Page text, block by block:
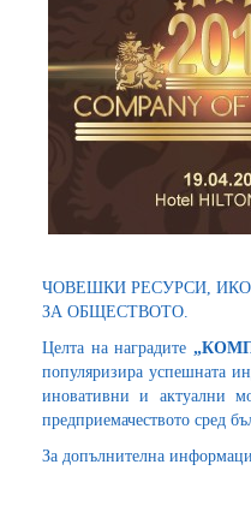
ЧОВЕШКИ РЕСУРСИ,
ЗА ОБЩЕСТВОТО.
Целта на наградите
популяризира успешната
иновативни и актуални
предприемачеството сред
За допълнителна